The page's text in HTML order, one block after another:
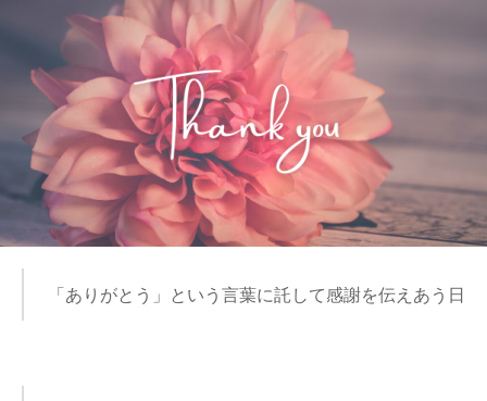
「ありがとう」という言葉に託して感謝を伝えあう日